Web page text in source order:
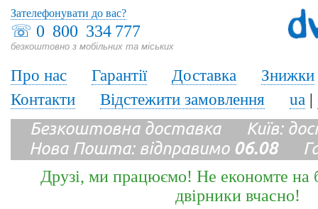
☏ 0 800 334 777
безкоштовно з мобільних та міських
Зателефонувати до вас?
Про нас Гарантії Доставка
Знижки
Контакти
Відстежити замовлення ua |
Безкоштовна доставка Київ:
Нова Пошта: відправимо 06.08
Друзі, ми працюємо! Не економте на
двірники вчасно!